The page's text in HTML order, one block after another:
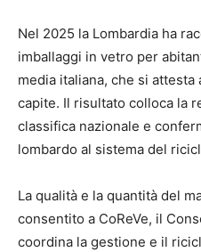
Nel 2025 la Lombardia ha
imballaggi in vetro per
media italiana, che si
capite. Il risultato colloca la
classifica nazionale e
lombardo al sistema del
La qualità e la quantità del
consentito a CoReVe, il
coordina la gestione e il